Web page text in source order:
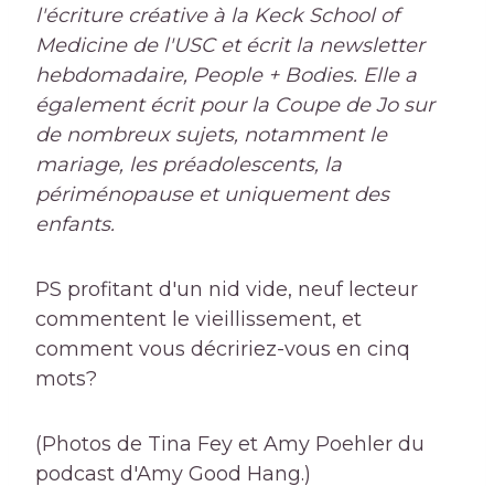
l'écriture créative à la Keck School of
Medicine de l'USC et écrit la newsletter
hebdomadaire, People + Bodies. Elle a
également écrit pour la Coupe de Jo sur
de nombreux sujets, notamment le
mariage, les préadolescents, la
périménopause et uniquement des
enfants.
PS profitant d'un nid vide, neuf lecteur
commentent le vieillissement, et
comment vous décririez-vous en cinq
mots?
(Photos de Tina Fey et Amy Poehler du
podcast d'Amy Good Hang.)